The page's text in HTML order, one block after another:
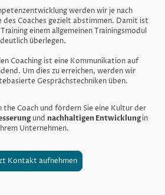
the Coach und fördern Sie eine Kultur der
und nachhaltigen Entwicklungin
Unternehmen.
werden wir je nach
Coaches gezielt abstimmen. Damit ist
einem allgemeinen Trainingsmodul
deutlich überlegen.
Coaching ist eine Kommunikation auf
Um dies zu erreichen, werden wir
Gesprächstechniken üben.
Kontakt aufnehmen